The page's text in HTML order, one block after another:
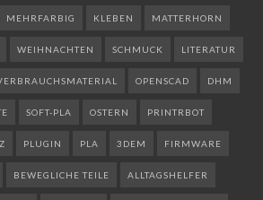
MEHRFARBIG KLEBEN MATTERHORN
WEIHNACHTEN SCHMUCK LITERATUR
OPENSCAD DHM
SOFT-PLA OSTERN PRINTRBOT
PLUGIN PLA 3DEM FIRMWARE
BEWEGLICHE TEILE ALLTAGSHELFER